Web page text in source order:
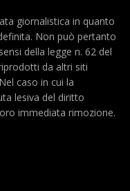
giornalistica in quanto
Non può pertanto
della legge n. 62 del
da altri siti
caso in cui la
lesiva del diritto
immediata rimozione.